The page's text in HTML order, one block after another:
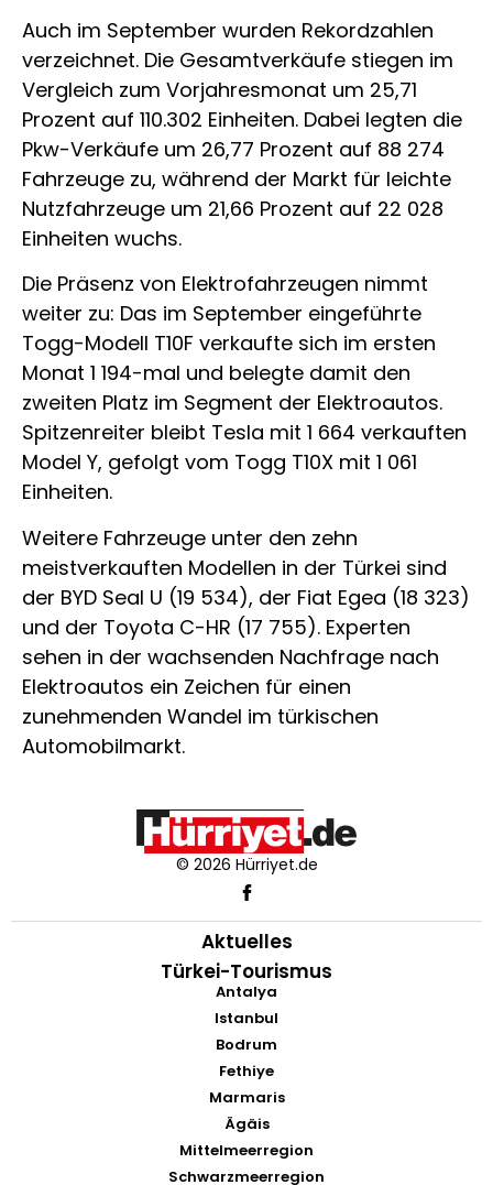
Auch im September wurden Rekordzahlen
verzeichnet. Die Gesamtverkäufe stiegen im
Vergleich zum Vorjahresmonat um 25,71
Prozent auf 110.302 Einheiten. Dabei legten die
Pkw-Verkäufe um 26,77 Prozent auf 88 274
Fahrzeuge zu, während der Markt für leichte
Nutzfahrzeuge um 21,66 Prozent auf 22 028
Einheiten wuchs.
Die Präsenz von Elektrofahrzeugen nimmt
weiter zu: Das im September eingeführte
Togg-Modell T10F verkaufte sich im ersten
Monat 1 194-mal und belegte damit den
zweiten Platz im Segment der Elektroautos.
Spitzenreiter bleibt Tesla mit 1 664 verkauften
Model Y, gefolgt vom Togg T10X mit 1 061
Einheiten.
Weitere Fahrzeuge unter den zehn
meistverkauften Modellen in der Türkei sind
der BYD Seal U (19 534), der Fiat Egea (18 323)
und der Toyota C-HR (17 755). Experten
sehen in der wachsenden Nachfrage nach
Elektroautos ein Zeichen für einen
zunehmenden Wandel im türkischen
Automobilmarkt.
© 2026 Hürriyet.de
Aktuelles
Türkei-Tourismus
Antalya
Istanbul
Bodrum
Fethiye
Marmaris
Ägäis
Mittelmeerregion
Schwarzmeerregion